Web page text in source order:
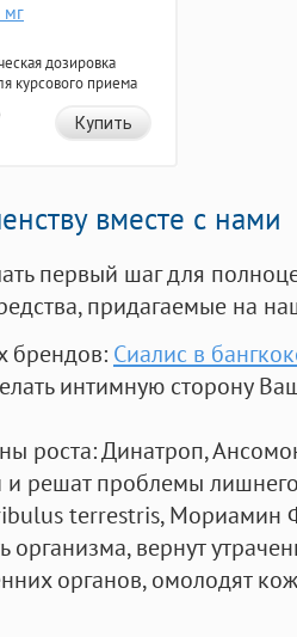
мг
дозировка
курсового приема
Купить
вместе с нами
первый шаг для
придагаемые на
брендов: Сиалис в
интимную сторону
роста: Динатроп,
и решат проблемы
terrestris, Мориамин
организма, вернут
органов, омолодят